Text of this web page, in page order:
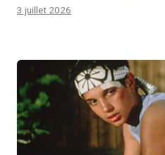
3 juillet 2026